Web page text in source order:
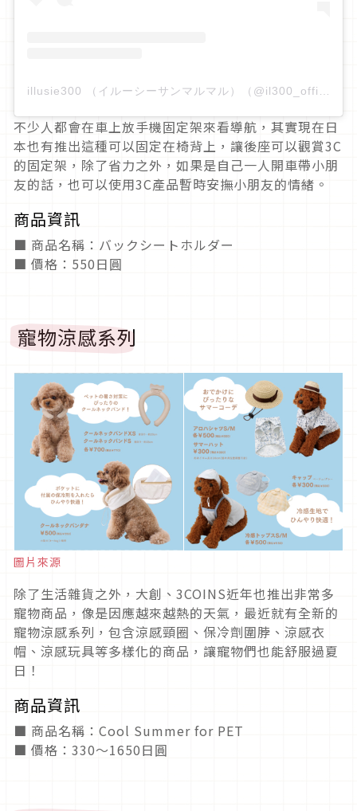
不少人都會在車上放手機固定架來看導航，其實現在日
本也有推出這種可以固定在椅背上，讓後座可以觀賞3C
的固定架，除了省力之外，如果是自己一人開車帶小朋
友的話，也可以使用3C產品暫時安撫小朋友的情緒。
商品資訊
■ 商品名稱：バックシートホルダー
■ 價格：550日圓
寵物涼感系列
圖片來源
除了生活雜貨之外，大創、3COINS近年也推出非常多
寵物商品，像是因應越來越熱的天氣，最近就有全新的
寵物涼感系列，包含涼感頸圈、保冷劑圍脖、涼感衣
帽、涼感玩具等多樣化的商品，讓寵物們也能舒服過夏
日！
商品資訊
■ 商品名稱：Cool Summer for PET
■ 價格：330～1650日圓